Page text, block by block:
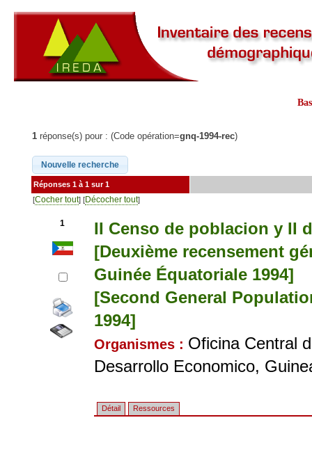
1 réponse(s) pour : (Code opération=gnq-1994-rec)
Réponses 1 à 1 sur 1
[Cocher tout] [Décocher tout]
1
II Censo de poblacion y II
[Deuxième recensement
Guinée Équatoriale 1994]
[Second General
1994]
Organismes : Oficina Central
Desarrollo Economico,
Détail Ressources